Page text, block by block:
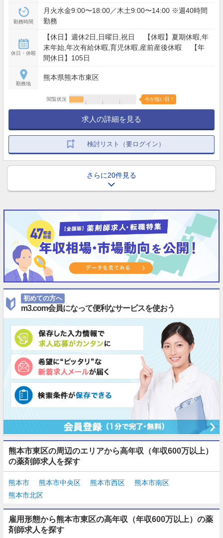
勤務時間
月火水金9:00〜18:00／木土9:00〜14:00 ※週40時間
勤務
休日・休暇
【休日】週休2日,日曜日,祝日 【休暇】夏期休暇,年
末年始,年次有給休暇,育児休暇,産前産後休暇 【年
間休日】105日
勤務地
熊本県熊本市東区
閲覧状況 今が狙い目！
求人の詳細を見る
検討リスト（要ログイン）
さらに20件見る
初めての方へ
m3.com会員になって便利なサービスを使おう
熊本市東区の周辺のエリアから高年収（年収600万以上）
の薬剤師求人を探す
熊本市 熊本市中央区 熊本市西区
熊本市南区
熊本市北区
雇用形態から熊本市東区の高年収（年収600万以上）の薬
剤師求人を探す